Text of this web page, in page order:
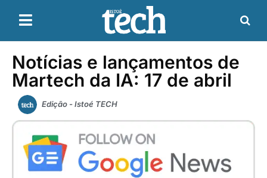
Notícias e lançamentos de
Martech da IA: 17 de abril
Edição - Istoé TECH